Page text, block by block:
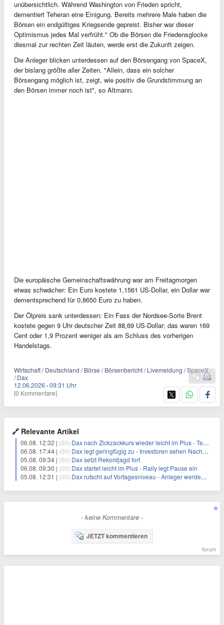
unübersichtlich. Während Washington von Frieden spricht,
dementiert Teheran eine Einigung. Bereits mehrere Male haben die
Börsen ein endgültiges Kriegsende gepreist. Bisher war dieser
Optimismus jedes Mal verfrüht." Ob die Börsen die Friedensglocke
diesmal zur rechten Zeit läuten, werde erst die Zukunft zeigen.
Die Anleger blicken unterdessen auf den Börsengang von SpaceX,
der bislang größte aller Zeiten. "Allein, dass ein solcher
Börsengang möglich ist, zeigt, wie positiv die Grundstimmung an
den Börsen immer noch ist", so Altmann.
Die europäische Gemeinschaftswährung war am Freitagmorgen
etwas schwächer: Ein Euro kostete 1,1561 US-Dollar, ein Dollar war
dementsprechend für 0,8650 Euro zu haben.
Der Ölpreis sank unterdessen: Ein Fass der Nordsee-Sorte Brent
kostete gegen 9 Uhr deutscher Zeit 88,69 US-Dollar; das waren 169
Cent oder 1,9 Prozent weniger als am Schluss des vorherigen
Handelstags.
Wirtschaft / Deutschland / Börse / Börsenbericht / Livemeldung / SpaceX
/ Dax
12.06.2026 ·09:31 Uhr
[0 Kommentare]
🔗 Relevante Artikel
06.08. 12:32 | (00) Dax nach Zickzackkurs wieder leicht im Plus - Telekom vorn
06.08. 17:44 | (00) Dax legt geringfügig zu - Investoren sehen Nachholpotenzial
05.08. 09:34 | (00) Dax setzt Rekordjagd fort
06.08. 09:30 | (00) Dax startet leicht im Plus - Rally legt Pause ein
05.08. 12:31 | (00) Dax rutscht auf Vortagesniveau - Anleger werden vorsichtiger
- keine Kommentare -
JETZT kommentieren
forum